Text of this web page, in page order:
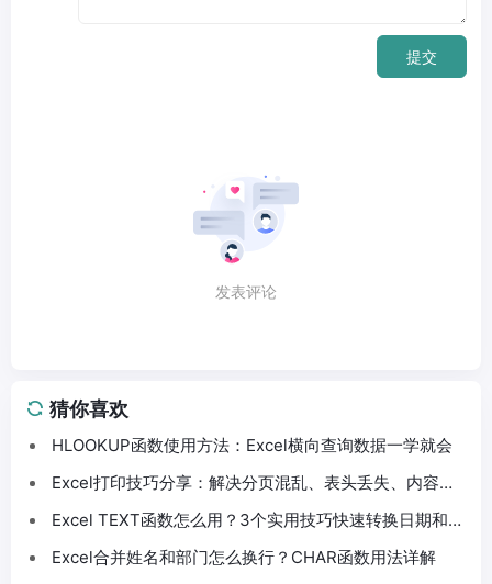
提交
发表评论
猜你喜欢
HLOOKUP函数使用方法：Excel横向查询数据一学就会
Excel打印技巧分享：解决分页混乱、表头丢失、内容截
Excel TEXT函数怎么用？3个实用技巧快速转换日期和数
Excel合并姓名和部门怎么换行？CHAR函数用法详解